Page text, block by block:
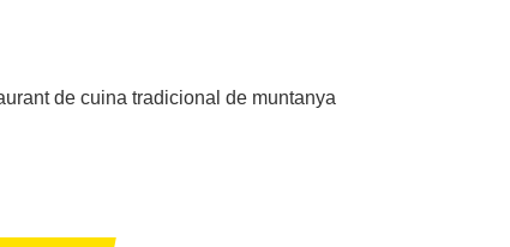
de cuina tradicional de muntanya